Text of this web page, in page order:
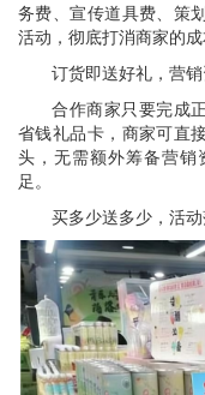
务费、宣传道具费、策
活动，彻底打消商家的成
订货即送好礼，营销
合作商家只要完成正
省钱礼品卡，商家可直
头，无需额外筹备营销
足。
买多少送多少，活动